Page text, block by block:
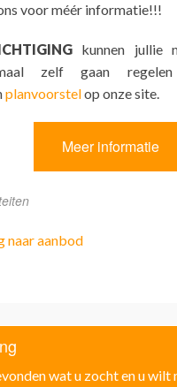
voor méér informatie!!!
kunnen jullie
zelf gaan
planvoorstelop onze site.
Meer informatie
naar aanbod
wat u zocht en u